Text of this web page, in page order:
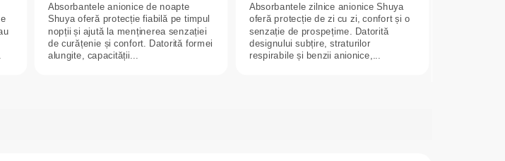
Absorbantele anionice de noapte
Shuya oferă protecție fiabilă pe timpul
nopții și ajută la menținerea senzației
de curățenie și confort. Datorită formei
alungite, capacității...
Absorbantele zilnice anionice Shuya
oferă protecție de zi cu zi, confort și o
senzație de prospețime. Datorită
designului subțire, straturilor
respirabile și benzii anionice,...